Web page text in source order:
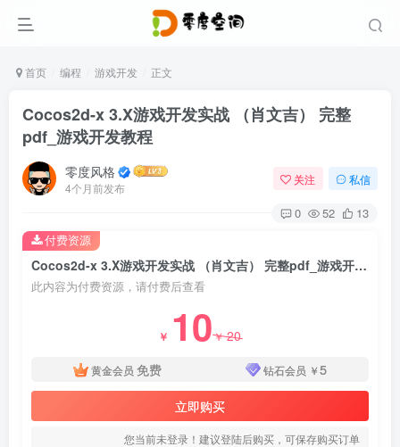
首页 编程 游戏开发 正文
Cocos2d-x 3.X游戏开发实战 （肖文吉） 完整
pdf_游戏开发教程
零度风格
4个月前发布
关注 私信
0 52 13
Cocos2d-x 3.X游戏开发实战 （肖文吉） 完整pdf_游戏开发教程
此内容为付费资源，请付费后查看
￥ 10￥20
黄金会员 免费 钻石会员 ￥5
立即购买
您当前未登录！建议登陆后购买，可保存购买订单
付费资源